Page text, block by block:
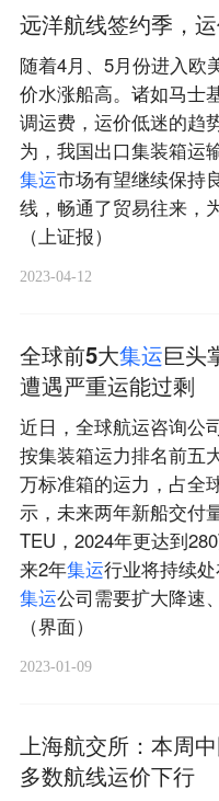
远洋航线签约季，
随着4月、5月份进入欧
价水涨船高。诸如马士
调运费，运价低迷的趋
为，我国出口集装箱运
集运市场有望继续保持
线，畅通了贸易往来，
（上证报）
2023-04-12
全球前5大集运巨头
遭遇严重运能过剩
近日，全球航运咨询公
按集装箱运力排名前五
万标准箱的运力，占全
示，未来两年新船交付
TEU，2024年更达到
来2年集运行业将持续
集运公司需要扩大降速
（界面）
2023-01-09
上海航交所：本周
多数航线运价下行